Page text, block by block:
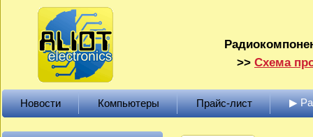
>> Схема
Новости Компьютеры Прайс-лист ▶